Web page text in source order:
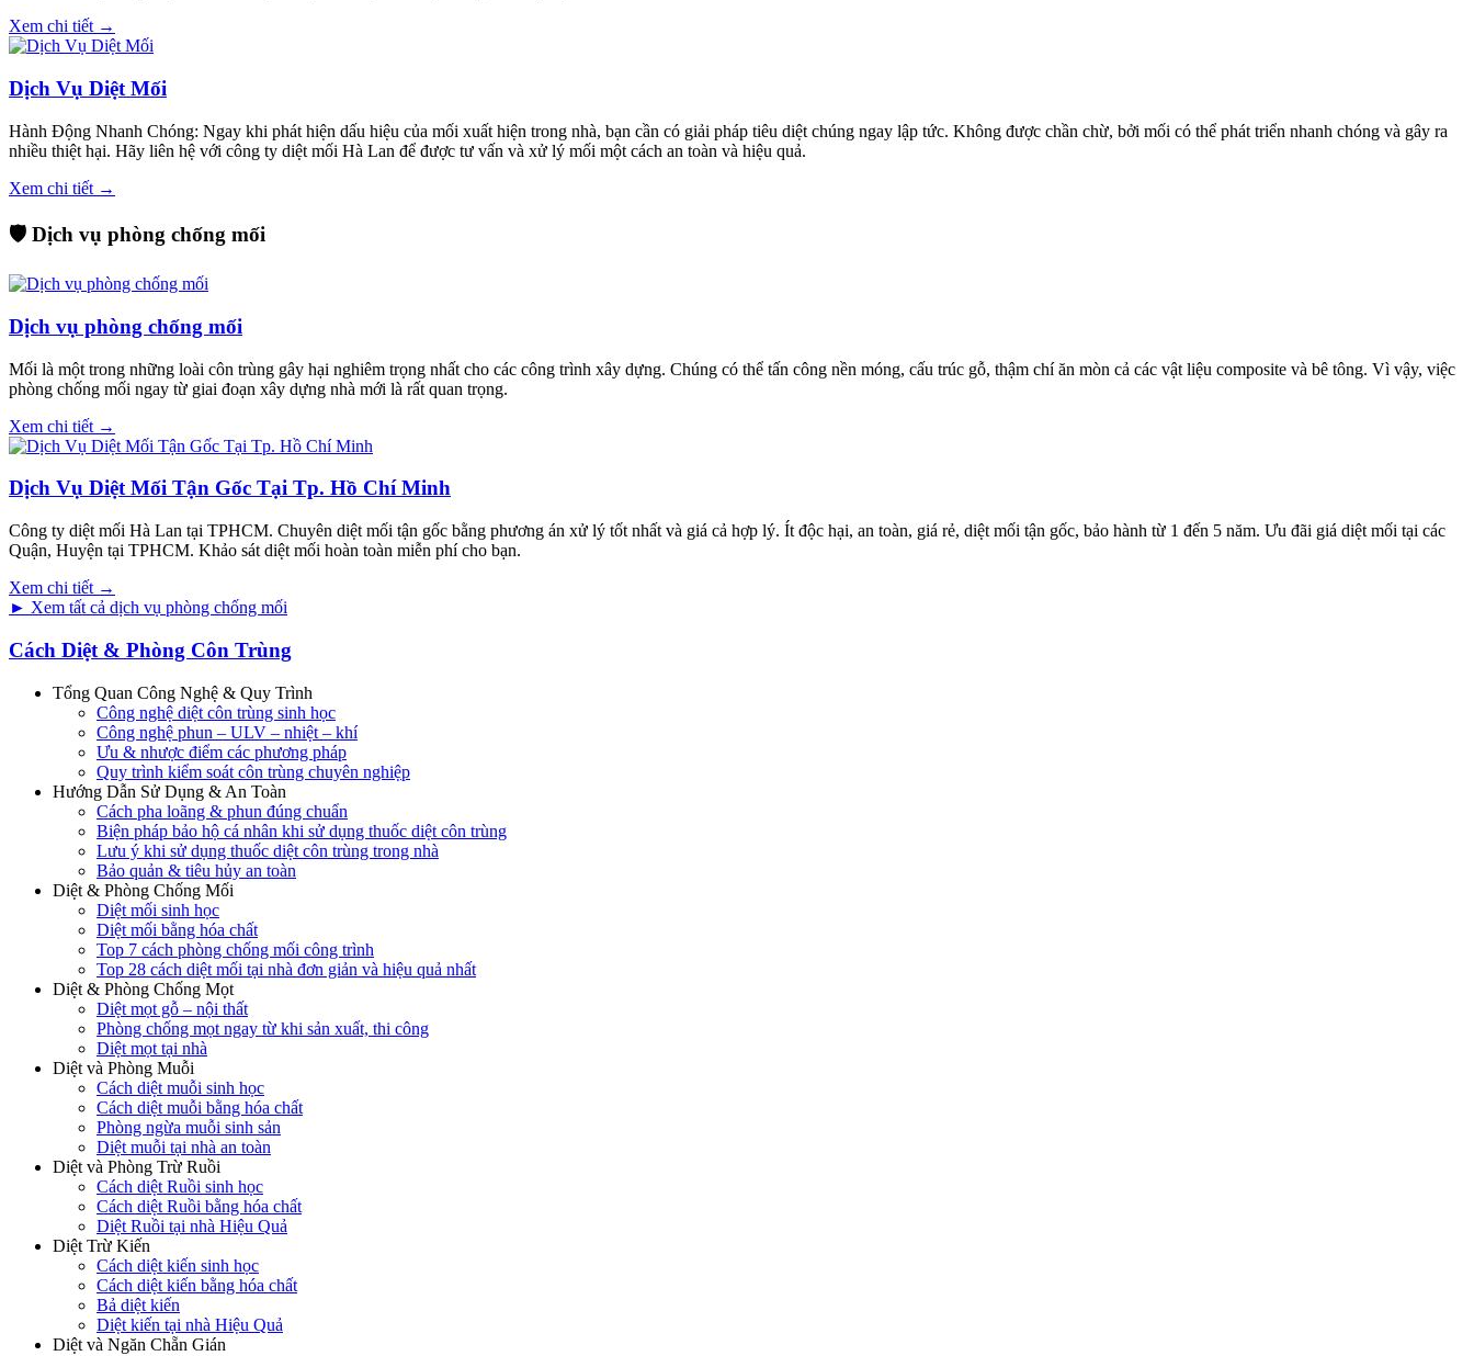
Xem chi tiết →
Dịch Vụ Diệt Mối
Hành Động Nhanh Chóng: Ngay khi phát hiện dấu hiệu của mối xuất hiện trong nhà, bạn cần có giải pháp tiêu diệt chúng ngay lập tức. Không được chần chừ, bởi mối có thể phát triển nhanh chóng và gây ra
nhiều thiệt hại. Hãy liên hệ với công ty diệt mối Hà Lan để được tư vấn và xử lý mối một cách an toàn và hiệu quả.
Xem chi tiết →
🛡️ Dịch vụ phòng chống mối
Dịch vụ phòng chống mối
Mối là một trong những loài côn trùng gây hại nghiêm trọng nhất cho các công trình xây dựng. Chúng có thể tấn công nền móng, cấu trúc gỗ, thậm chí ăn mòn cả các vật liệu composite và bê tông. Vì vậy, việc
phòng chống mối ngay từ giai đoạn xây dựng nhà mới là rất quan trọng.
Xem chi tiết →
Dịch Vụ Diệt Mối Tận Gốc Tại Tp. Hồ Chí Minh
Công ty diệt mối Hà Lan tại TPHCM. Chuyên diệt mối tận gốc bằng phương án xử lý tốt nhất và giá cả hợp lý. Ít độc hại, an toàn, giá rẻ, diệt mối tận gốc, bảo hành từ 1 đến 5 năm. Ưu đãi giá diệt mối tại các
Quận, Huyện tại TPHCM. Khảo sát diệt mối hoàn toàn miễn phí cho bạn.
Xem chi tiết →
► Xem tất cả dịch vụ phòng chống mối
Cách Diệt & Phòng Côn Trùng
Tổng Quan Công Nghệ & Quy Trình
Công nghệ diệt côn trùng sinh học
Công nghệ phun – ULV – nhiệt – khí
Ưu & nhược điểm các phương pháp
Quy trình kiểm soát côn trùng chuyên nghiệp
Hướng Dẫn Sử Dụng & An Toàn
Cách pha loãng & phun đúng chuẩn
Biện pháp bảo hộ cá nhân khi sử dụng thuốc diệt côn trùng
Lưu ý khi sử dụng thuốc diệt côn trùng trong nhà
Bảo quản & tiêu hủy an toàn
Diệt & Phòng Chống Mối
Diệt mối sinh học
Diệt mối bằng hóa chất
Top 7 cách phòng chống mối công trình
Top 28 cách diệt mối tại nhà đơn giản và hiệu quả nhất
Diệt & Phòng Chống Mọt
Diệt mọt gỗ – nội thất
Phòng chống mọt ngay từ khi sản xuất, thi công
Diệt mọt tại nhà
Diệt và Phòng Muỗi
Cách diệt muỗi sinh học
Cách diệt muỗi bằng hóa chất
Phòng ngừa muỗi sinh sản
Diệt muỗi tại nhà an toàn
Diệt và Phòng Trừ Ruồi
Cách diệt Ruồi sinh học
Cách diệt Ruồi bằng hóa chất
Diệt Ruồi tại nhà Hiệu Quả
Diệt Trừ Kiến
Cách diệt kiến sinh học
Cách diệt kiến bằng hóa chất
Bả diệt kiến
Diệt kiến tại nhà Hiệu Quả
Diệt và Ngăn Chẵn Gián